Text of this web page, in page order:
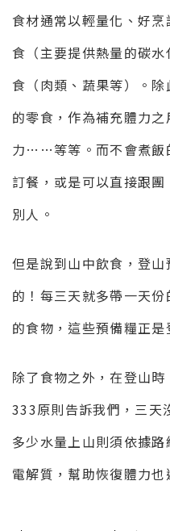
食材通常以輕量化、好
食（主要提供熱量的碳
食（肉類、蔬果等）。
的零食，作為補充體力
力……等等。而不會煮飯
訂餐，或是可以直接跟
別人。
但是說到山中飲食，登
的！每三天就多帶一天
的食物，這些預備糧正
除了食物之外，在登山時
333原則告訴我們，三天
多少水量上山則須依據
電解質，幫助恢復體力也